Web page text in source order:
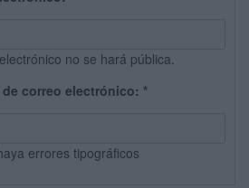
no se hará pública.
correo electrónico: *
errores tipográficos